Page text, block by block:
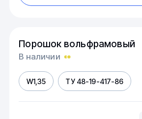
Порошок вольфрамовый
В наличии
W1,35 ТУ 48-19-417-86